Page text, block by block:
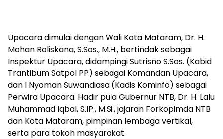
Upacara dimulai dengan Wali Kota Mataram, Dr. H.
Mohan Roliskana, S.Sos., M.H., bertindak sebagai
Inspektur Upacara, didampingi Sutrisno S.Sos. (Kabid
Trantibum Satpol PP) sebagai Komandan Upacara,
dan I Nyoman Suwandiasa (Kadis Kominfo) sebagai
Perwira Upacara. Hadir pula Gubernur NTB, Dr. H. Lalu
Muhammad Iqbal, S.IP., M.Si., jajaran Forkopimda NTB
dan Kota Mataram, pimpinan lembaga vertikal,
serta para tokoh masyarakat.